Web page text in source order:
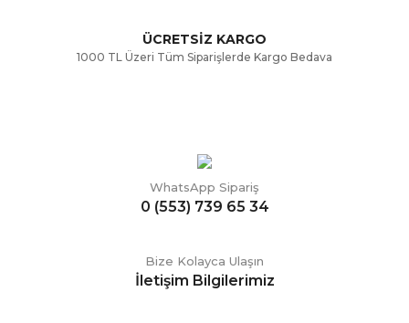
Gönder
ÜCRETSİZ KARGO
1000 TL Üzeri Tüm Siparişlerde Kargo Bedava
WhatsApp Sipariş
0 (553) 739 65 34
Bize Kolayca Ulaşın
İletişim Bilgilerimiz